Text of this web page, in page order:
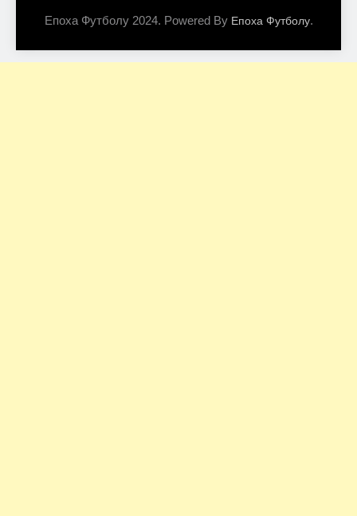
Епоха Футболу 2024. Powered By Епоха Футболу.